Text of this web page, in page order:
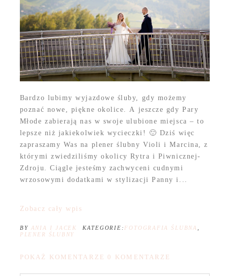
Bardzo lubimy wyjazdowe śluby, gdy możemy
poznać nowe, piękne okolice. A jeszcze gdy Pary
Młode zabierają nas w swoje ulubione miejsca – to
lepsze niż jakiekolwiek wycieczki! 🙂 Dziś więc
zapraszamy Was na plener ślubny Violi i Marcina, z
którymi zwiedziliśmy okolicy Rytra i Piwnicznej-
Zdroju. Ciągle jesteśmy zachwyceni cudnymi
wrzosowymi dodatkami w stylizacji Panny i...
Zobacz cały wpis
BY ANIA I JACEK KATEGORIE: FOTOGRAFIA ŚLUBNA
PLENER ŚLUBNY
POKAŻ KOMENTARZE 0 KOMENTARZE